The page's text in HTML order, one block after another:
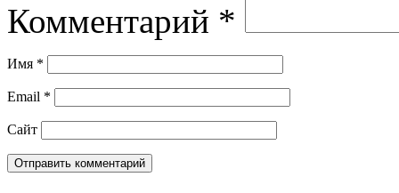
Комментарий *
Имя *
Email *
Сайт